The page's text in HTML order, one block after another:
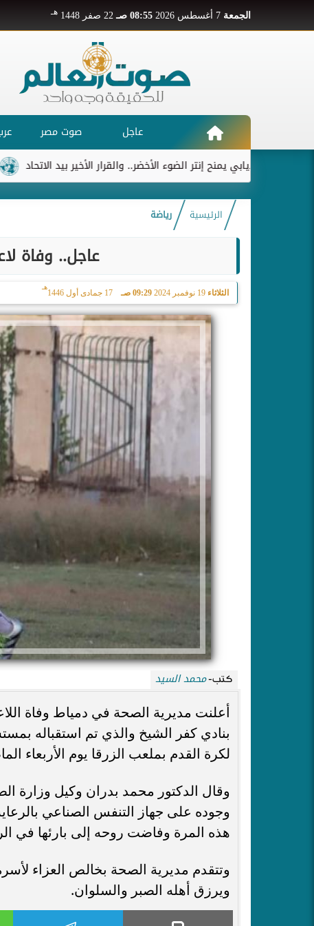
الجمعة 08:55 صـ 22 صفر 1448 هـ
عاجل صوت مصر
ريال ديابي يمنح إنتر الضوء الأخضر.. والقرار الأخير بيد الاتحاد
الرئيسية رياضة
عاجل.. وفاة
الثلاثاء 19 نوفمبر 2024 09:29 صـ 17 جمادى أول 1446
هـ
كتب-محمد السيد
أعلنت مديرية الصحة في دمياط وفاة
بنادي كفر الشيخ والذي تم استقباله
لكرة القدم بملعب الزرقا يوم الأربعاء
وقال الدكتور محمد بدران وكيل وزارة
وجوده على جهاز التنفس الصناعي
هذه المرة وفاضت روحه إلى بارئها في الرابعة من
وتتقدم مديرية الصحة بخالص العزاء
ويرزق أهله الصبر والسلوان.